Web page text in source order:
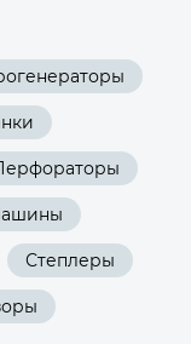
Степлеры